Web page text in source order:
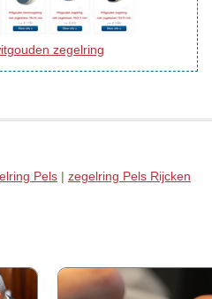
zegelring
Pels | zegelring Pels Rijcken